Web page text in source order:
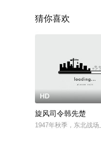
猜你喜欢
HD
旋风司令韩先楚
1947年秋季，东北战